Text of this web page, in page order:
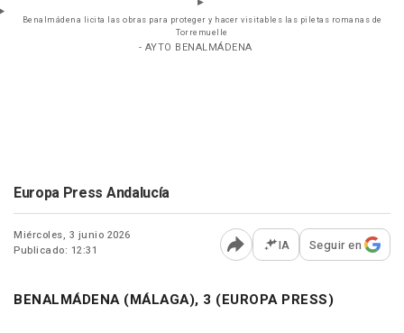
Benalmádena licita las obras para proteger y hacer visitables las piletas romanas de
Torremuelle
- AYTO BENALMÁDENA
Europa Press Andalucía
Miércoles, 3 junio 2026
Publicado: 12:31
Abrir opciones para
IA Seguir en
BENALMÁDENA (MÁLAGA), 3 (EUROPA PRESS)